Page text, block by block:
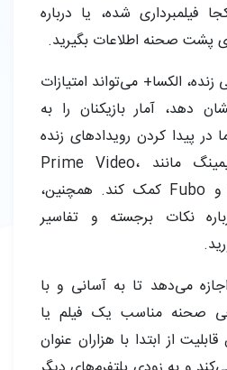
فیلمبرداری شده، یا درباره
پشت صحنه اطلاعات بگیرید.
الکسا+ می‌تواند امتیازات
دهد، آمار بازیکنان را به
در پیدا کردن رویدادهای زنده
در سرویس‌های استریمینگ مانند Prime Video،
Sling TV، DirecTV و Fubo کمک کند. همچنین،
نکات برجسته و تفاسیر
می‌دهد تا به آسانی و با
صحنه مناسب یک فیلم یا
از ابتدا با هزاران عنوان